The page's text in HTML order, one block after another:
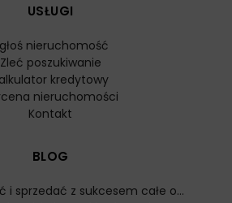
USŁUGI
nieruchomość
Zleć poszukiwanie
kredytowy
nieruchomości
Kontakt
BLOG
i sprzedać z sukcesem całe o...